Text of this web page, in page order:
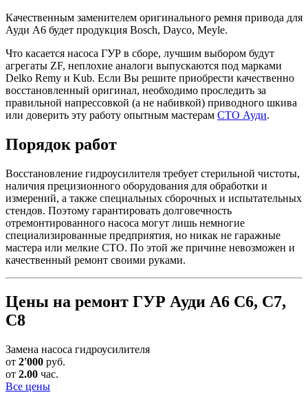
Качественным заменителем оригинального ремня привода для
Ауди А6 будет продукция Bosch, Dayco, Meyle.
Что касается насоса ГУР в сборе, лучшим выбором будут
агрегаты ZF, неплохие аналоги выпускаются под марками
Delko Remy и Kub. Если Вы решите приобрести качественно
восстановленный оригинал, необходимо проследить за
правильной напрессовкой (а не набивкой) приводного шкива
или доверить эту работу опытным мастерам СТО Ауди.
Порядок работ
Восстановление гидроусилителя требует стерильной чистоты,
наличия прецизионного оборудования для обработки и
измерений, а также специальных сборочных и испытательных
стендов. Поэтому гарантировать долговечность
отремонтированного насоса могут лишь немногие
специализированные предприятия, но никак не гаражные
мастера или мелкие СТО. По этой же причине невозможен и
качественный ремонт своими руками.
Цены на ремонт ГУР Ауди А6 С6, С7,
С8
Замена насоса гидроусилителя
от 2'000 руб.
от 2.00 час.
Все цены